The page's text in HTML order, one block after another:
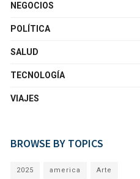
NEGOCIOS
POLÍTICA
SALUD
TECNOLOGÍA
VIAJES
BROWSE BY TOPICS
2025 america Arte